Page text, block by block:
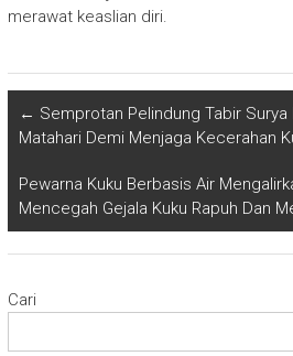
merawat keaslian diri.
← Semprotan Pelindung Tabir
Matahari Demi Menjaga Kecerahan
Pewarna Kuku Berbasis Air
Mencegah Gejala Kuku Rapuh Dan
Cari